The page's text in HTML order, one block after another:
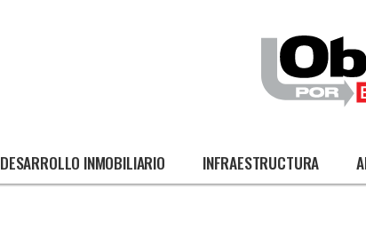
DESARROLLO INMOBILIARIO INFRAESTRUCTURA